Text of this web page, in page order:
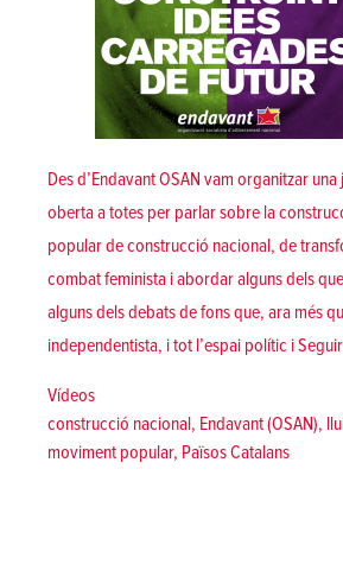
Des d’Endavant OSAN vam organitzar
oberta a totes per parlar sobre la
popular de construcció nacional, de
combat feminista i abordar alguns dels
alguns dels debats de fons que, ara més
independentista, i tot l’espai polític i
Posted in
Vídeos
Tags:
construcció nacional, Endavant (OSAN),
moviment popular, Països Catalans